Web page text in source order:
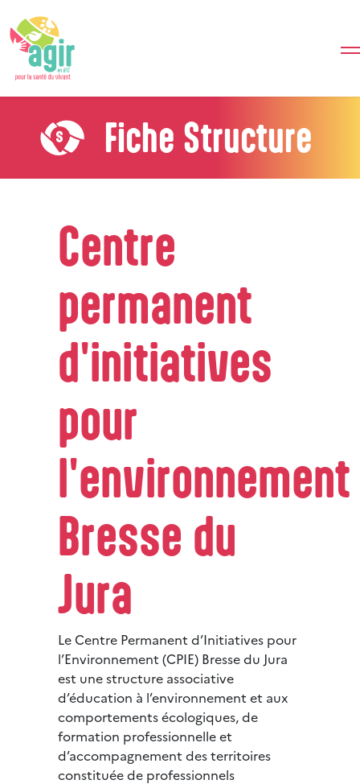
Fiche Structure
Centre
permanent
d'initiatives
pour
l'environnement
Bresse du
Jura
Le Centre Permanent d’Initiatives pour
l’Environnement (CPIE) Bresse du Jura
est une structure associative
d’éducation à l’environnement et aux
comportements écologiques, de
formation professionnelle et
d’accompagnement des territoires
constituée de professionnels